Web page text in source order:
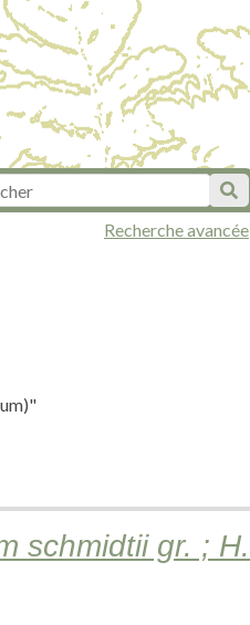
Recherche avancée
schmidtii gr. ; H.